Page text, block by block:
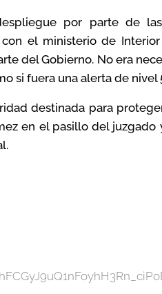
por parte de
el ministerio de
del Gobierno. No era
si fuera una alerta de nivel
destinada para
en el pasillo del